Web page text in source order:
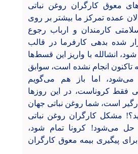
معوق کارگران روغن نباتی
الان عمده تمرکز ما بیشتر بر روی
کارمندان و ارباب رجوع
شده بدهی کارفرما در قالب
انشالله با واریز این قسط‌ها
تاکنون انجام نشده است، سوابق
می‌شود، اما باز هم می‌گویم
فقط کروناست، در این روزها
است، شما روغن نباتی جهان
مشکل کارگران روغن نباتی
حل می‌شود! کرونا تمام شود،
پیگیری بیمه معوق کارگران